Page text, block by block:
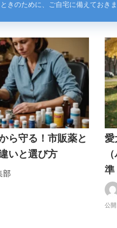
きのために、ご自宅に備えておき
ら守る！市販薬と
いと選び方
部
愛
準
公